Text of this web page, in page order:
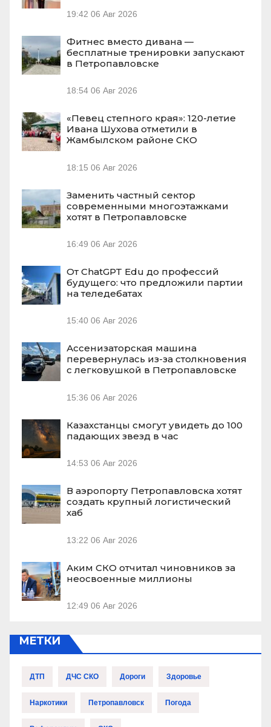
19:42 06 Авг 2026
Фитнес вместо дивана —
бесплатные тренировки запускают
в Петропавловске
18:54 06 Авг 2026
«Певец степного края»: 120-летие
Ивана Шухова отметили в
Жамбылском районе СКО
18:15 06 Авг 2026
Заменить частный сектор
современными многоэтажками
хотят в Петропавловске
16:49 06 Авг 2026
От ChatGPT Edu до профессий
будущего: что предложили партии
на теледебатах
15:40 06 Авг 2026
Ассенизаторская машина
перевернулась из-за столкновения
с легковушкой в Петропавловске
15:36 06 Авг 2026
Казахстанцы смогут увидеть до 100
падающих звезд в час
14:53 06 Авг 2026
В аэропорту Петропавловска хотят
создать крупный логистический
хаб
13:22 06 Авг 2026
Аким СКО отчитал чиновников за
неосвоенные миллионы
12:49 06 Авг 2026
МЕТКИ
ДТП ДЧС СКО Дороги Здоровье
Наркотики Петропавловск Погода